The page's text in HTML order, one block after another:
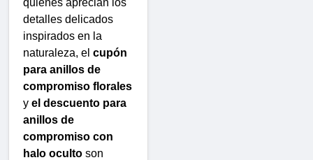
detalles delicados
inspirados en la
naturaleza, el cupón
para anillos de
compromiso florales
y el descuento para
anillos de
compromiso con
halo oculto son